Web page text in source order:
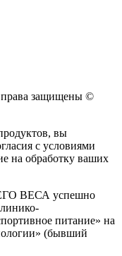
права защищены ©
вы
с условиями
на обработку ваших
ВЕСА успешно
питание» на
(бывший